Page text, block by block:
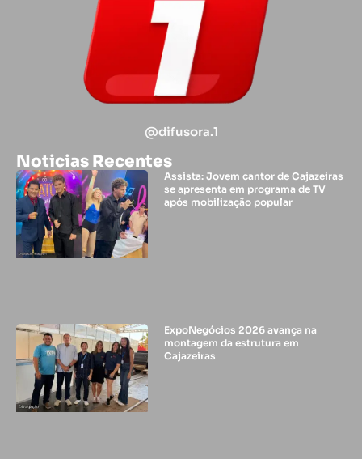
@difusora.1
Noticias Recentes
Assista: Jovem cantor de Cajazeiras
se apresenta em programa de TV
após mobilização popular
ExpoNegócios 2026 avança na
montagem da estrutura em
Cajazeiras